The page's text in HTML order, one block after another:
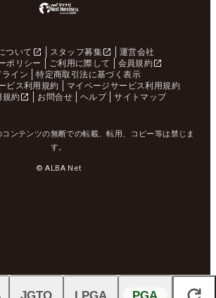
ついて スタッフ募集
運営会社
ポリシー
ご利用に際して
会員規約
ライン
特定商取引法に基づく表示
ビス利用規約
マイページサービス利用規約
規約
お問合せ ヘルプ サイトマップ
ンテンツの無断での転載、転用、コピー等は禁じま
す。
© ALBA Net
JGTO LPGA PGA